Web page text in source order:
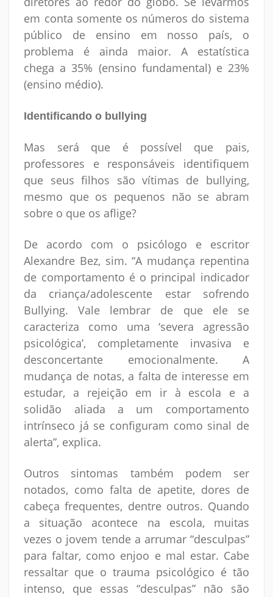
em conta somente os números do sistema
público de ensino em nosso país, o
problema é ainda maior. A estatística
chega a 35% (ensino fundamental) e 23%
(ensino médio).
Identificando o bullying
Mas será que é possível que pais,
professores e responsáveis identifiquem
que seus filhos são vítimas de bullying,
mesmo que os pequenos não se abram
sobre o que os aflige?
De acordo com o psicólogo e escritor
Alexandre Bez, sim. “A mudança repentina
de comportamento é o principal indicador
da criança/adolescente estar sofrendo
Bullying. Vale lembrar de que ele se
caracteriza como uma ‘severa agressão
psicológica’, completamente invasiva e
desconcertante emocionalmente. A
mudança de notas, a falta de interesse em
estudar, a rejeição em ir à escola e a
solidão aliada a um comportamento
intrínseco já se configuram como sinal de
alerta”, explica.
Outros sintomas também podem ser
notados, como falta de apetite, dores de
cabeça frequentes, dentre outros. Quando
a situação acontece na escola, muitas
vezes o jovem tende a arrumar “desculpas”
para faltar, como enjoo e mal estar. Cabe
ressaltar que o trauma psicológico é tão
intenso, que essas “desculpas” não são